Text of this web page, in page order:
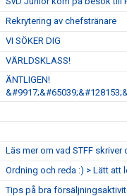
Rekrytering av chefstränare
VI SÖKER DIG
VÄRLDSKLASS!
ÄNTLIGEN!
Läs mer om vad STFF skriver
Ordning och reda :) > Lätt att
Tips på bra